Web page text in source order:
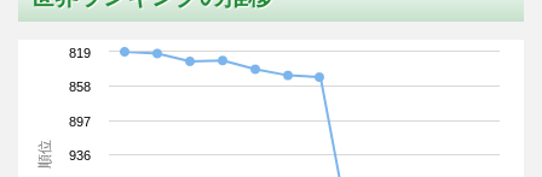
順位
819
858
897
936